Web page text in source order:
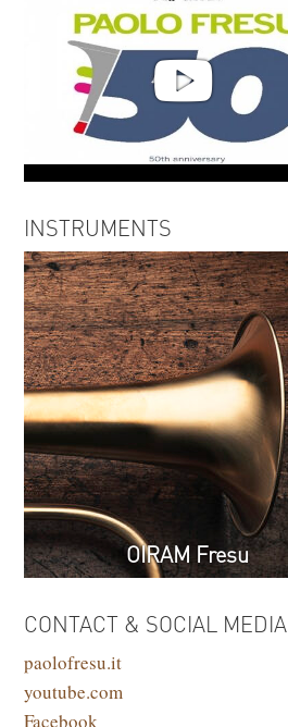
INSTRUMENTS
OIRAM Fresu
CONTACT & SOCIAL MEDIA
paolofresu.it
youtube.com
Facebook